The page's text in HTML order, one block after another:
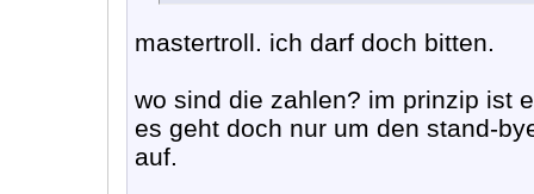
mastertroll. ich darf doch bitten.
wo sind die zahlen? im prinzip ist
es geht doch nur um den stand-
auf.